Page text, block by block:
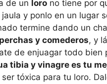
de un loro no tiene por
jaula y ponlo en un lugar
termine dando un
y comederos, y
de enjuagar todo
tibia y vinagre es tu
tóxica para tu loro.